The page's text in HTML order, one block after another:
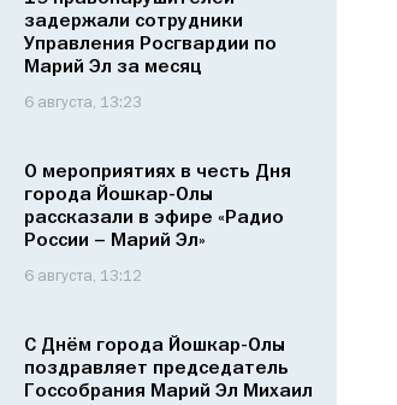
задержали сотрудники
Управления Росгвардии по
Марий Эл за месяц
6 августа, 13:23
О мероприятиях в честь Дня
города Йошкар-Олы
рассказали в эфире «Радио
России – Марий Эл»
6 августа, 13:12
С Днём города Йошкар-Олы
поздравляет председатель
Госсобрания Марий Эл Михаил